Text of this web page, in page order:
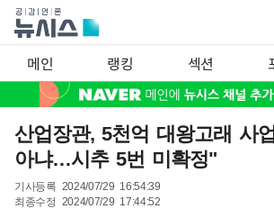
메인 랭킹 섹션
산업장관, 5천억 대왕고래 사
아냐…시추 5번 미확정"
기사등록 2024/07/29 16:54:39
최종수정 2024/07/29 17:44:52